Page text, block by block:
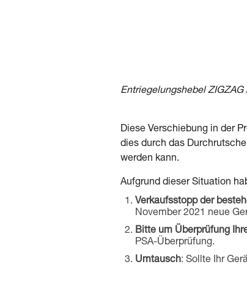
Entriegelungshebel ZIGZAG
Diese Verschiebung in der
dies durch das
werden kann.
Aufgrund dieser Situation
Verkaufsstopp der
November 2021 neue
Bitte um Überprüfung
PSA-Überprüfung.
Umtausch: Sollte Ihr